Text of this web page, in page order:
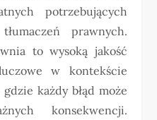
potrzebujących
prawnych.
to wysoką jakość
w kontekście
każdy błąd może
konsekwencji.